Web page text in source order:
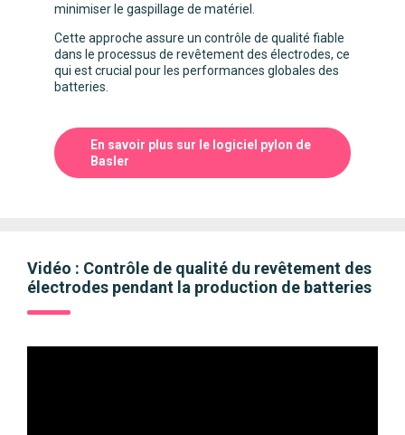
minimiser le gaspillage de matériel.
Cette approche assure un contrôle de qualité fiable
dans le processus de revêtement des électrodes, ce
qui est crucial pour les performances globales des
batteries.
En savoir plus sur le logiciel pylon de
Basler
Vidéo : Contrôle de qualité du revêtement des
électrodes pendant la production de batteries